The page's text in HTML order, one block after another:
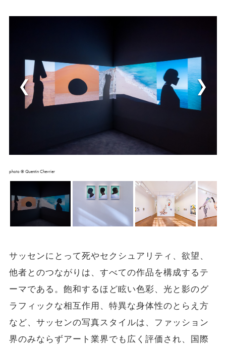
photo © Quentin Chevrier
サッセンにとって死やセクシュアリティ、欲望、
他者とのつながりは、すべての作品を構成するテ
ーマである。飽和するほど眩い色彩、光と影のグ
ラフィックな相互作用、特異な身体性のとらえ方
など、サッセンの写真スタイルは、ファッション
界のみならずアート業界でも広く評価され、国際